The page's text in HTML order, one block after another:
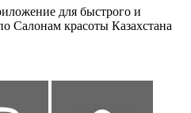
для быстрого и
Салонам красоты Казахстана